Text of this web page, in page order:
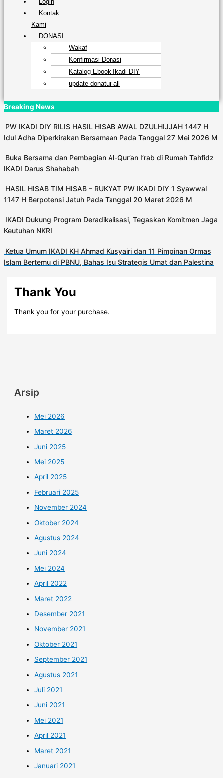
Login
Kontak
Kami
DONASI
Wakaf
Konfirmasi Donasi
Katalog Ebook Ikadi DIY
update donatur all
Breaking News
PW IKADI DIY RILIS HASIL HISAB AWAL DZULHIJJAH 1447 H
Idul Adha Diperkirakan Bersamaan Pada Tanggal 27 Mei 2026 M
Buka Bersama dan Pembagian Al-Qur’an I’rab di Rumah Tahfidz
IKADI Darus Shahabah
HASIL HISAB TIM HISAB – RUKYAT PW IKADI DIY 1 Syawwal
1147 H Berpotensi Jatuh Pada Tanggal 20 Maret 2026 M
IKADI Dukung Program Deradikalisasi, Tegaskan Komitmen Jaga
Keutuhan NKRI
Ketua Umum IKADI KH Ahmad Kusyairi dan 11 Pimpinan Ormas
Islam Bertemu di PBNU, Bahas Isu Strategis Umat dan Palestina
Thank You
Thank you for your purchase.
Arsip
Mei 2026
Maret 2026
Juni 2025
Mei 2025
April 2025
Februari 2025
November 2024
Oktober 2024
Agustus 2024
Juni 2024
Mei 2024
April 2022
Maret 2022
Desember 2021
November 2021
Oktober 2021
September 2021
Agustus 2021
Juli 2021
Juni 2021
Mei 2021
April 2021
Maret 2021
Januari 2021